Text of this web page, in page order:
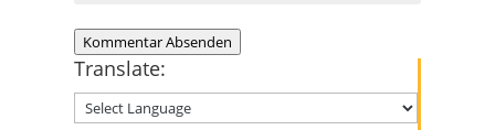
Kommentar Absenden
Translate: